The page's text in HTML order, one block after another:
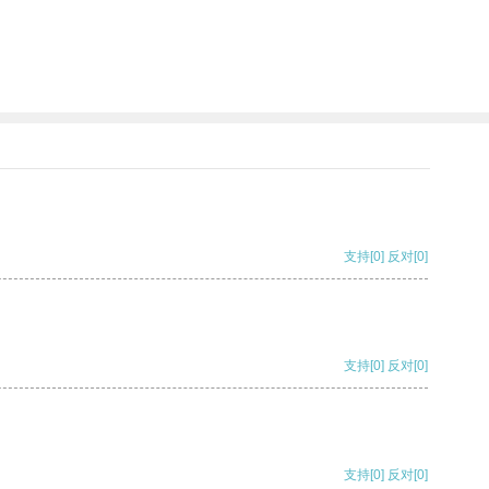
支持[0] 反对[0]
支持[0] 反对[0]
支持[0] 反对[0]